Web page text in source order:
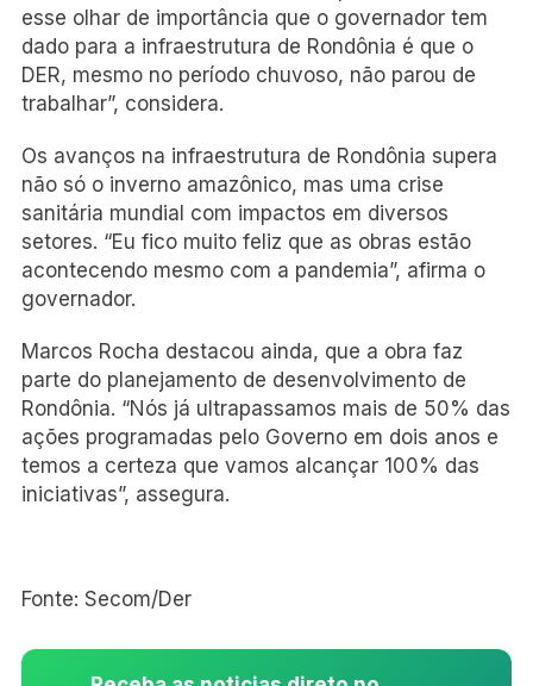
esse olhar de importância que o governador tem
dado para a infraestrutura de Rondônia é que o
DER, mesmo no período chuvoso, não parou de
trabalhar”, considera.
Os avanços na infraestrutura de Rondônia supera
não só o inverno amazônico, mas uma crise
sanitária mundial com impactos em diversos
setores. “Eu fico muito feliz que as obras estão
acontecendo mesmo com a pandemia”, afirma o
governador.
Marcos Rocha destacou ainda, que a obra faz
parte do planejamento de desenvolvimento de
Rondônia. “Nós já ultrapassamos mais de 50% das
ações programadas pelo Governo em dois anos e
temos a certeza que vamos alcançar 100% das
iniciativas”, assegura.
Fonte: Secom/Der